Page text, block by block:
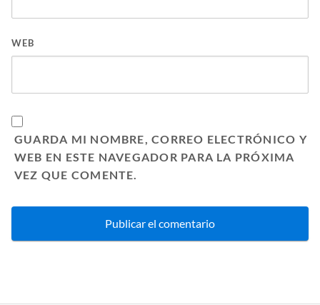
WEB
GUARDA MI NOMBRE, CORREO ELECTRÓNICO Y
WEB EN ESTE NAVEGADOR PARA LA PRÓXIMA
VEZ QUE COMENTE.